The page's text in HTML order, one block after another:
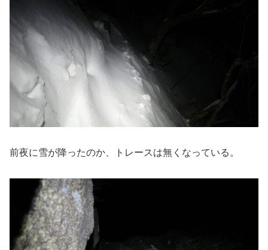
前夜に雪が降ったのか、トレースは無くなっている。